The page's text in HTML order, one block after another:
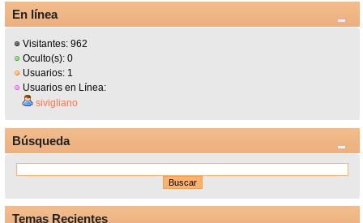
En línea
Visitantes: 962
Oculto(s): 0
Usuarios: 1
Usuarios en Línea:
sivigliano
Búsqueda
Temas Recientes